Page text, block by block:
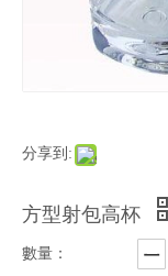
分享到:
方型射包高杯
數量：